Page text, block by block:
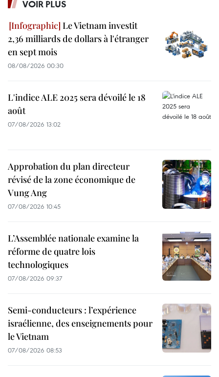
VOIR PLUS
Le Vietnam investit
2,36 milliards de dollars à l'étranger
en sept mois
08/08/2026 00:30
L'indice ALE 2025 sera dévoilé le 18
août
07/08/2026 13:02
Approbation du plan directeur
révisé de la zone économique de
Vung Ang
07/08/2026 10:45
L’Assemblée nationale examine la
réforme de quatre lois
technologiques
07/08/2026 09:37
Semi-conducteurs : l’expérience
israélienne, des enseignements pour
le Vietnam
07/08/2026 08:53